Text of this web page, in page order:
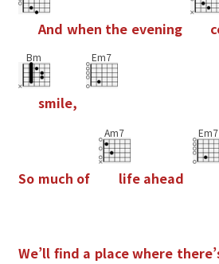
And when the evening c
Bm
smile,
Em7
So much of
Am7
life ahead
Em7
We’ll fnd a placewhere there’